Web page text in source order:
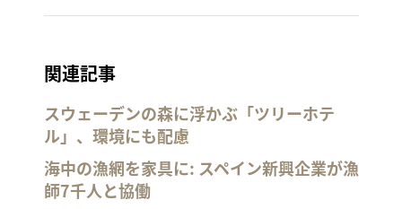
関連記事
スウェーデンの森に浮かぶ「ツリーホテ
ル」、環境にも配慮
海中の漁網を家具に: スペイン新興企業が漁
師7千人と協働